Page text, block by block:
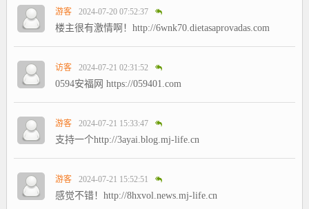
游客 2024-07-20 07:52:37
楼主很有激情啊！http://6wnk70.dietasaprovadas.com
访客 2024-07-21 02:31:52
0594安福网 https://059401.com
游客 2024-07-21 15:33:47
支持一个http://3ayai.blog.mj-life.cn
游客 2024-07-21 15:52:51
感觉不错！http://8hxvol.news.mj-life.cn